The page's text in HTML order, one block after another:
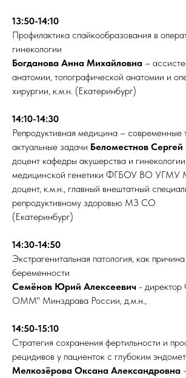
13:50-14:10
Профилактика спайкообразования в
гинекологии
Богданова Анна Михайловна –
анатомии, топографической анатомии и
хирургии, к.м.н. (Екатеринбург)
14:10-14:30
Репродуктивная медицина – современные
актуальные задачи Беломестнов Сергей
доцент кафедры акушерства и
медицинской генетики ФГБОУ ВО УГМУ
доцент, к.м.н., главный внештатный
репродуктивному здоровью МЗ СО
(Екатеринбург)
14:30-14:50
Экстрагенитальная патология, как
беременности
Семёнов Юрий Алексеевич -
ОММ" Минздрава России, д.м.н.,
14:50-15:10
Стратегия сохранения фертильности и
рецидивов у пациенток с глубоким
Мелкозёрова Оксана Александровна